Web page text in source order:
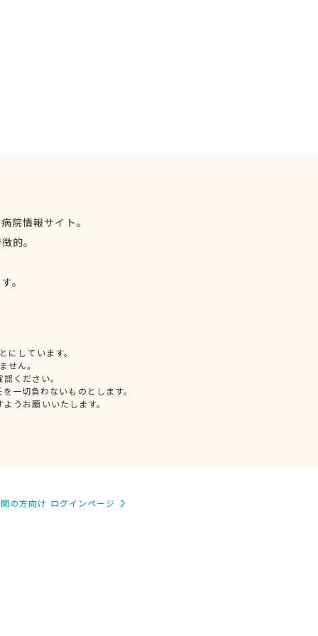
院情報サイト。
的。
。
しています。
せん。
ください。
一切負わないものとします。
うお願いいたします。
の方向け ログインページ